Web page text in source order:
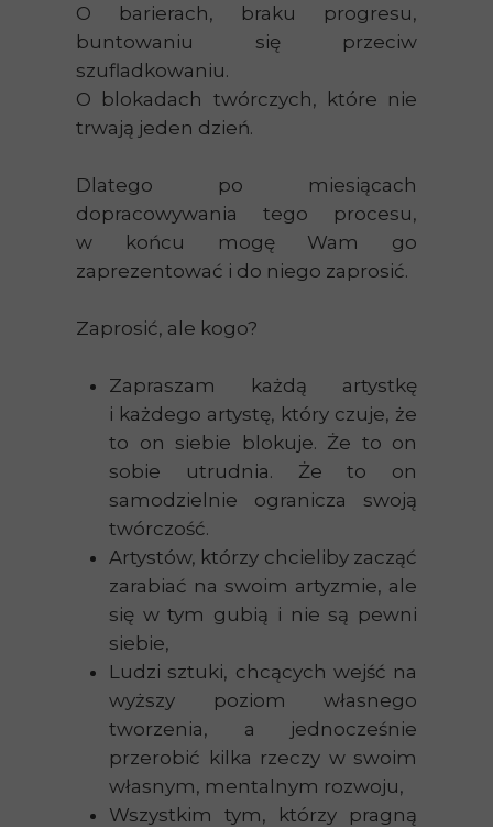
O barierach, braku progresu,
buntowaniu się przeciw
szufladkowaniu.
O blokadach twórczych, które nie
trwają jeden dzień.
Dlatego po miesiącach
dopracowywania tego procesu,
w końcu mogę Wam go
zaprezentować i do niego zaprosić.
Zaprosić, ale kogo?
Zapraszam każdą artystkę
i każdego artystę, który czuje, że
to on siebie blokuje. Że to on
sobie utrudnia. Że to on
samodzielnie ogranicza swoją
twórczość.
Artystów, którzy chcieliby zacząć
zarabiać na swoim artyzmie, ale
się w tym gubią i nie są pewni
siebie,
Ludzi sztuki, chcących wejść na
wyższy poziom własnego
tworzenia, a jednocześnie
przerobić kilka rzeczy w swoim
własnym, mentalnym rozwoju,
Wszystkim tym, którzy pragną